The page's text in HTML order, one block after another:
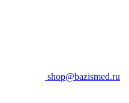
shop@bazismed.ru